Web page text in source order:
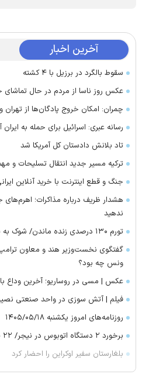
آخرین اخبار
سقوط بالگرد در برزیل با ۴ کشته
عکس روز ناسا از مردم در حال تماشای
چمران: امکان خروج پادگان‌ها از تهران
رسانه عبری: اسرائیل برای حمله به
تاد بلانش دادستان کل آمریکا شد
ترکیه مسیر جدید انتقال تسلیحات و
جنگ و قطع اینترنت با خرید آنلاین
هشدار ظریف درباره مذاکرات؛
ندهید
تورم ۱۳۰ درصدی زنده ماندن/ شوک به سفره‌های خالی کارگران
گفتگوی نخست‌وزیر هند و معاون
ونس چه بود؟
عکس | مسی در روساریو؛ آخرین وداع
فیلم | آتش سوزی در واحد صنعتی
روزنامه‌های امروز یکشنبه ۱۴۰۵/۰۵/۱۸
برخورد ۲ دستگاه اتوبوس در نیجر/ ۲۲ نفر جان باختند
بلغارستان سفیر اوکراین را احضار کرد